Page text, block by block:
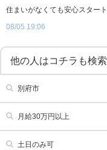
08/05 19:06
他の人はコチラも検索
別府市
月給30万円以上
土日のみ可